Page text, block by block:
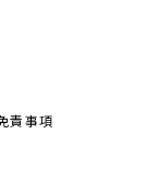
責事項